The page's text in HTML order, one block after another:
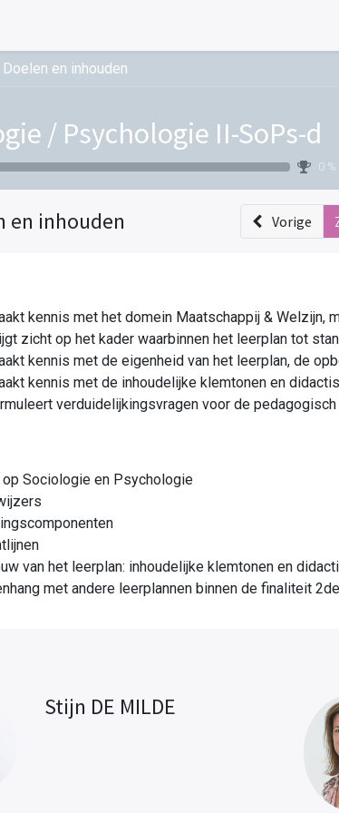
Doelen en inhouden
/ Psychologie II-SoPs-d
0 %
en inhouden Vorige
kennis met het domein Maatschappij & Welzijn,
zicht op het kader waarbinnen het leerplan tot
kennis met de eigenheid van het leerplan, de
kennis met de inhoudelijke klemtonen en
verduidelijkingsvragen voor de
Sociologie en Psychologie
van het leerplan: inhoudelijke klemtonen en
met andere leerplannen binnen de finaliteit
Stijn DE MILDE